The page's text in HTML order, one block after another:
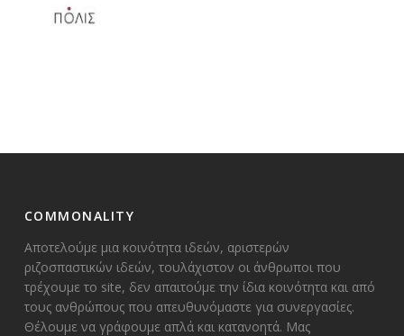
COMMONALITY
Αποτελούμε μια κοινότητα ιδεών, αριστερών
ριζοσπαστικών ιδεών, τουλάχιστον οι άνθρωποι που
τρέχουμε το site, δεν απαιτούμε την ίδια κοινότητα και από
τους ανθρώπους που απευθυνόμαστε για συνεργασίες.
Θέλουμε να γράφουμε απλά και κατανοητά. Μας